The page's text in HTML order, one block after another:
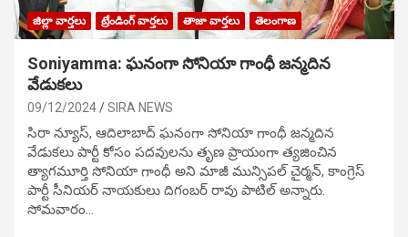
జిల్లా వార్తలు ట్రేండింగ్ వార్తలు తాజా వార్తలు తెలంగాణ
Soniyamma: ఘ‌నంగా సోనియా గాంధీ జ‌న్మ‌దిన
వేడుక‌లు
09/12/2024 SIRA NEWS
సిరా న్యూస్, ఆదిలాబాద్ ఘ‌నంగా సోనియా గాంధీ జ‌న్మ‌దిన
వేడుక‌లు పార్టీ కోసం ప‌ద‌వుల‌ను తృణ ప్రాయంగా త్య‌జించిన
త్యాగమూర్తి సోనియా గాంధీ అని మాజీ మున్సిప‌ల్ చైర్మ‌న్, కాంగ్రెస్
పార్టీ సీనియ‌ర్ నాయ‌కులు దిగంబ‌ర్ రావు పాటిల్ అన్నారు.
సోమవారం…